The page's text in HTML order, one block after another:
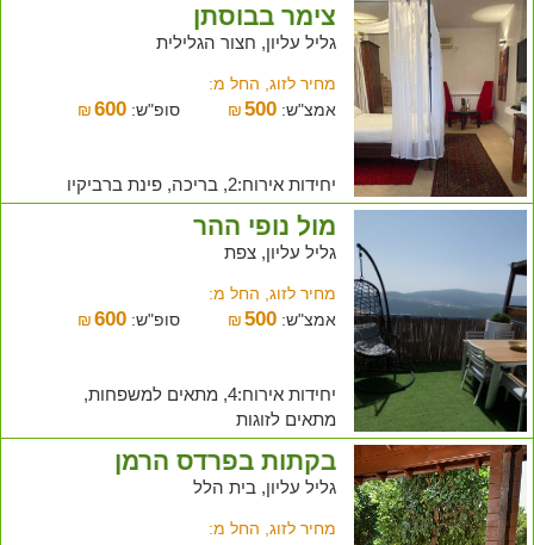
צימר בבוסתן
גליל עליון, חצור הגלילית
מחיר לזוג, החל מ:
אמצ"ש:
₪500 סופ"ש: ₪ 600
יחידות אירוח:2, בריכה, פינת ברביקיו
מול נופי ההר
גליל עליון, צפת
מחיר לזוג, החל מ:
אמצ"ש:
₪500 סופ"ש: ₪ 600
יחידות אירוח:4, מתאים למשפחות,
מתאים לזוגות
בקתות בפרדס הרמן
גליל עליון, בית הלל
מחיר לזוג, החל מ: